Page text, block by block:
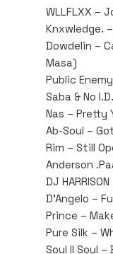
WLLFLXX –
Knxwledge.
Dowdelin –
Masa)
Public
Saba & No
Nas – Pretty
Ab-Soul –
Rim – Still
Anderson
DJ
D’Angelo –
Prince –
Pure Silk –
Soul II Soul